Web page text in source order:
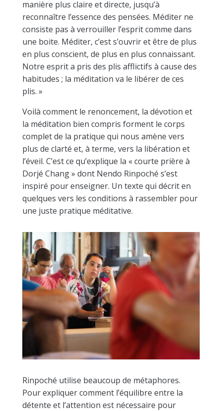
manière plus claire et directe, jusqu’à
reconnaître l’essence des pensées. Méditer ne
consiste pas à verrouiller l’esprit comme dans
une boite. Méditer, c’est s’ouvrir et être de plus
en plus conscient, de plus en plus connaissant.
Notre esprit a pris des plis afflictifs à cause des
habitudes ; la méditation va le libérer de ces
plis. »
Voilà comment le renoncement, la dévotion et
la méditation bien compris forment le corps
complet de la pratique qui nous amène vers
plus de clarté et, à terme, vers la libération et
l’éveil. C’est ce qu’explique la « courte prière à
Dorjé Chang » dont Nendo Rinpoché s’est
inspiré pour enseigner. Un texte qui décrit en
quelques vers les conditions à rassembler pour
une juste pratique méditative.
Rinpoché utilise beaucoup de métaphores.
Pour expliquer comment l’équilibre entre la
détente et l’attention est nécessaire pour